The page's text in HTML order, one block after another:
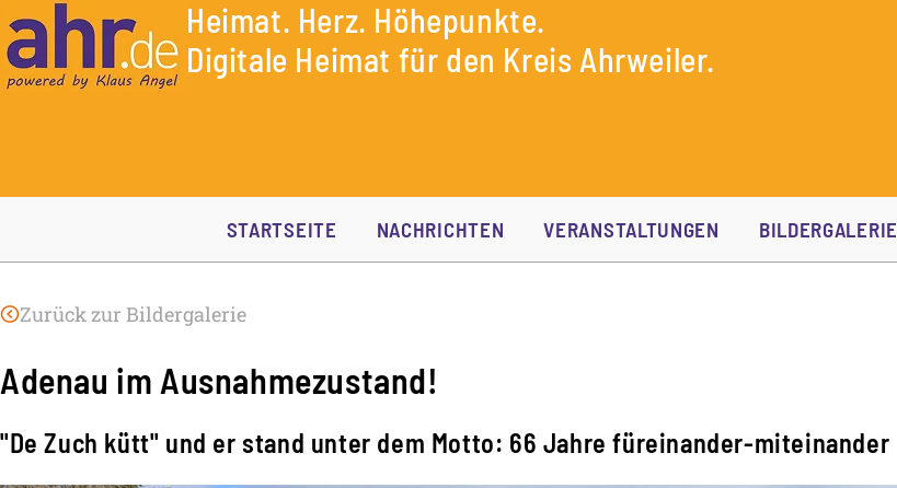
Heimat. Herz. Höhepunkte.
Digitale Heimat für den Kreis Ahrweiler.
STARTSEITE NACHRICHTEN VERANSTALTUNGEN BILDERGALERIE
Zurück zur Bildergalerie
Adenau im Ausnahmezustand!
"De Zuch kütt" und er stand unter dem Motto: 66 Jahre füreinander-miteinander